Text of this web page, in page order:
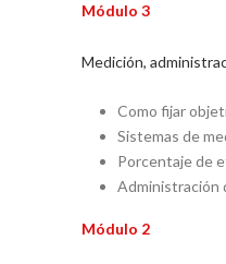
Módulo 3
Medición,
Como fijar
Sistemas de
Porcentaje de
Administración
Módulo 2